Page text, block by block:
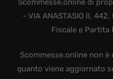
Scommesse.online di
- VIA ANASTASIO II,
Fiscale e Partita
Scommesse.online non
quanto viene aggiornato